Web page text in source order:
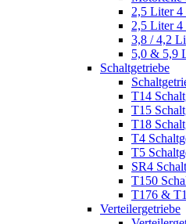
2,5 Liter
2,5 Liter
3,8 / 4,2
5,0 & 5,9
Schaltgetriebe
T14
T15
T18
T4
T5
SR4
T150
T176 &
Verteilergetriebe